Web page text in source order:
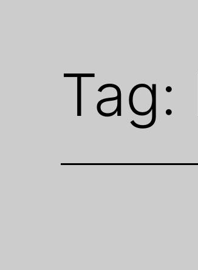
Tag: